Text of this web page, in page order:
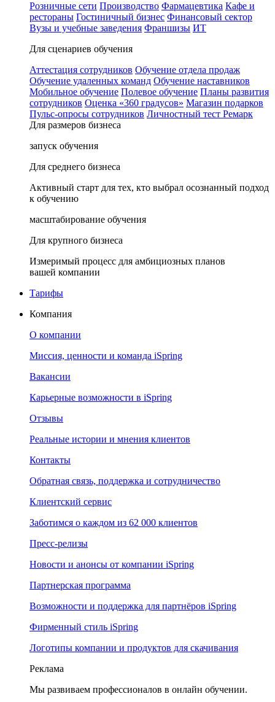
Розничные сети Производство Фармацевтика Кафе и
рестораны Гостиничный бизнес Финансовый сектор
Вузы и учебные заведения Франшизы ИТ
Для сценариев обучения
Аттестация сотрудников Обучение отдела продаж
Обучение удаленных команд Обучение наставников
Мобильное обучение Полевое обучение Планы развития
сотрудников Оценка «360 градусов» Магазин подарков
Пульс-опросы сотрудников Личностный тест Ремарк
Для размеров бизнеса
запуск обучения
Для среднего бизнеса
Активный старт для тех, кто выбрал осознанный подход
к обучению
масштабирование обучения
Для крупного бизнеса
Измеримый процесс для амбициозных планов
вашей компании
Тарифы
Компания
О компании
Миссия, ценности и команда iSpring
Вакансии
Карьерные возможности в iSpring
Отзывы
Реальные истории и мнения клиентов
Контакты
Обратная связь, поддержка и сотрудничество
Клиентский сервис
Заботимся о каждом из 62 000 клиентов
Пресс-релизы
Новости и анонсы от компании iSpring
Партнерская программа
Возможности и поддержка для партнёров iSpring
Фирменный стиль iSpring
Логотипы компании и продуктов для скачивания
Реклама
Мы развиваем профессионалов в онлайн обучении.